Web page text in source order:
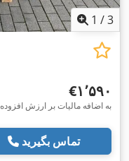
1 /3
‎€۱٬۵۹۰
VB به اضافه مالیات بر ارزش افزوده
تماس بگیرید